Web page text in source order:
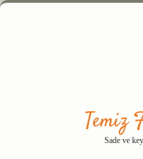
Temiz
Sade ve